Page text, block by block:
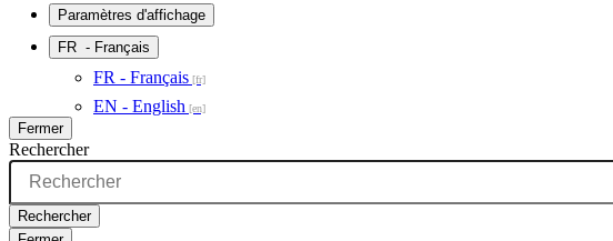
Paramètres d'affichage
FR - Français
FR - Français
EN - English
Fermer
Rechercher
Rechercher